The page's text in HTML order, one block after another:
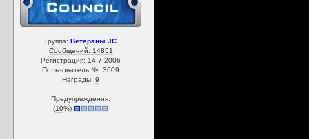
Группа:Ветераны JC
Сообщений: 14851
Регистрация: 14.7.2006
Пользователь №: 3009
Награды:9
Предупреждения:
(10%)